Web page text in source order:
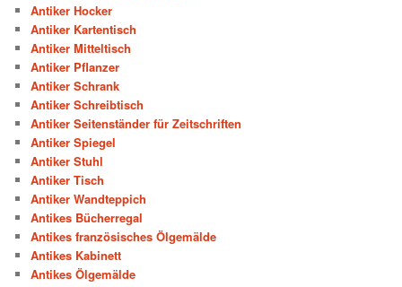
Antiker Hocker
Antiker Kartentisch
Antiker Mitteltisch
Antiker Pflanzer
Antiker Schrank
Antiker Schreibtisch
Antiker Seitenständer für Zeitschriften
Antiker Spiegel
Antiker Stuhl
Antiker Tisch
Antiker Wandteppich
Antikes Bücherregal
Antikes französisches Ölgemälde
Antikes Kabinett
Antikes Ölgemälde